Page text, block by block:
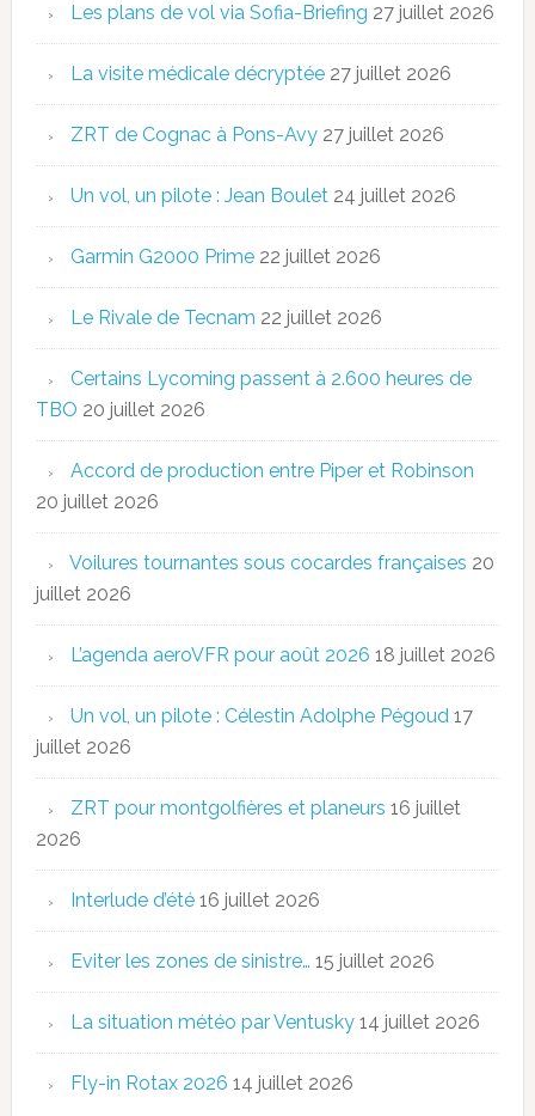
Les plans de vol via Sofia-Briefing 27 juillet 2026
La visite médicale décryptée 27 juillet 2026
ZRT de Cognac à Pons-Avy 27 juillet 2026
Un vol, un pilote : Jean Boulet 24 juillet 2026
Garmin G2000 Prime 22 juillet 2026
Le Rivale de Tecnam 22 juillet 2026
Certains Lycoming passent à 2.600 heures de
TBO 20 juillet 2026
Accord de production entre Piper et Robinson
20 juillet 2026
Voilures tournantes sous cocardes françaises 20
juillet 2026
L’agenda aeroVFR pour août 2026 18 juillet 2026
Un vol, un pilote : Célestin Adolphe Pégoud 17
juillet 2026
ZRT pour montgolfières et planeurs 16 juillet
2026
Interlude d’été 16 juillet 2026
Eviter les zones de sinistre… 15 juillet 2026
La situation météo par Ventusky 14 juillet 2026
Fly-in Rotax 2026 14 juillet 2026